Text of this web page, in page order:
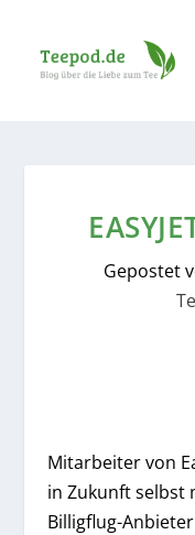
Gepostet
Mitarbeiter von
in Zukunft selbst
Billigflug-